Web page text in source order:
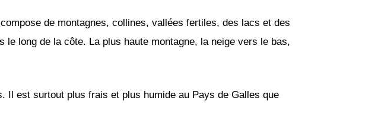
de montagnes, collines, vallées fertiles, des lacs et des
le long de la côte. La plus haute montagne, la neige vers le bas,
est surtout plus frais et plus humide au Pays de Galles que